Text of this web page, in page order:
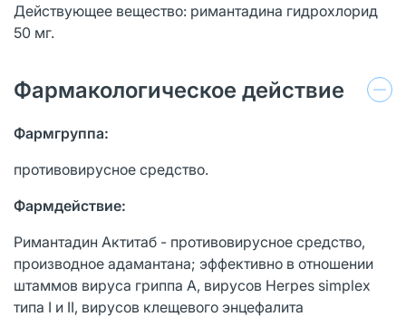
Действующее вещество: римантадина гидрохлорид
50 мг.
Фармакологическое действие
Фармгруппа:
противовирусное средство.
Фармдействие:
Римантадин Актитаб - противовирусное средство,
производное адамантана; эффективно в отношении
штаммов вируса гриппа А, вирусов Herpes simplex
типа I и II, вирусов клещевого энцефалита